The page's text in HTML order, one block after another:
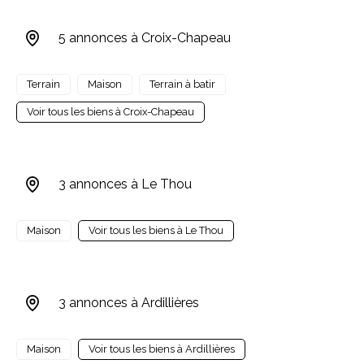
5 annonces à Croix-Chapeau
Terrain Maison Terrain à batir
Voir tous les biens à Croix-Chapeau
3 annonces à Le Thou
Maison Voir tous les biens à Le Thou
3 annonces à Ardillières
Maison Voir tous les biens à Ardillières